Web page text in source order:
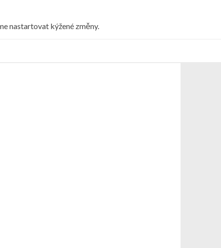
nastartovat kýžené změny.